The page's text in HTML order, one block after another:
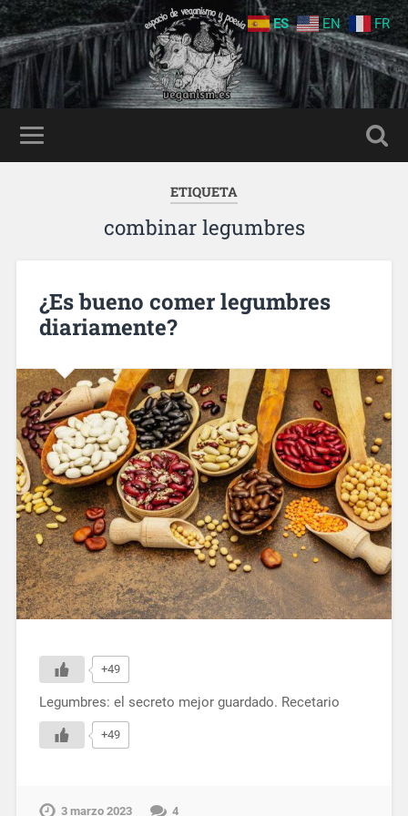
ETIQUETA
combinar legumbres
¿Es bueno comer legumbres
diariamente?
+49
Legumbres: el secreto mejor guardado. Recetario
+49
3 marzo 2023 4
ES EN FR